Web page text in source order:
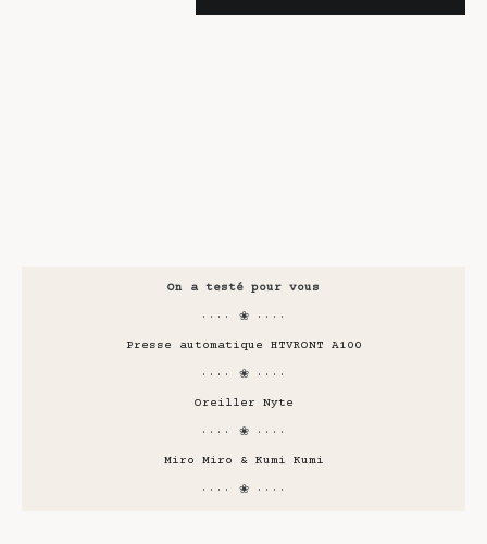
On a testé pour vous
···· ❀ ····
Presse automatique HTVRONT A100
···· ❀ ····
Oreiller Nyte
···· ❀ ····
Miro Miro & Kumi Kumi
···· ❀ ····